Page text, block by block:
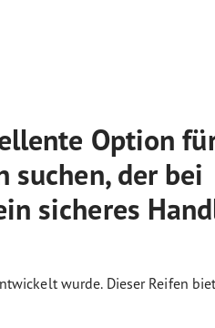
Option
der bei
sicheres
wurde. Dieser Reifen